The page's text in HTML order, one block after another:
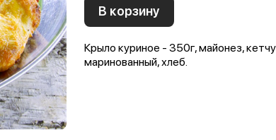
В корзину
Крыло куриное - 350г, майонез,
маринованный, хлеб.